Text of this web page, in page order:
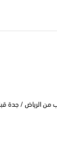
الرياض / جدة قبل